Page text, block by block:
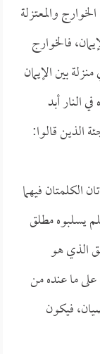
والمعتزلة
فالخوارج
بين الإيمان
النار أبد
الذين قالوا:
الكلمتان فيهما
يسلبوه مطلق
الذي هو
على ما عنده من
فيكون